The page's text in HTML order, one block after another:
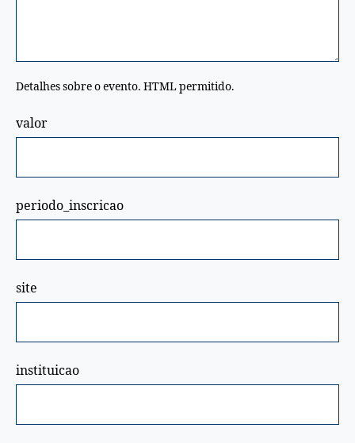
Detalhes sobre o evento. HTML permitido.
valor
periodo_inscricao
site
instituicao